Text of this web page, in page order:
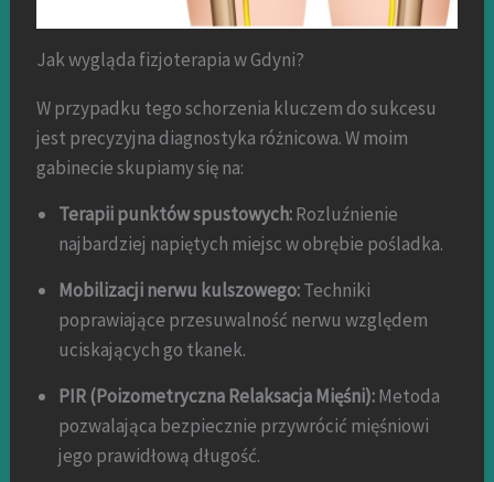
Jak wygląda fizjoterapia w Gdyni?
W przypadku tego schorzenia kluczem do sukcesu
jest precyzyjna diagnostyka różnicowa. W moim
gabinecie skupiamy się na:
Terapii punktów spustowych:Rozluźnienie
najbardziej napiętych miejsc w obrębie pośladka.
Mobilizacji nerwu kulszowego:Techniki
poprawiające przesuwalność nerwu względem
uciskających go tkanek.
PIR (Poizometryczna Relaksacja Mięśni):Metoda
pozwalająca bezpiecznie przywrócić mięśniowi
jego prawidłową długość.